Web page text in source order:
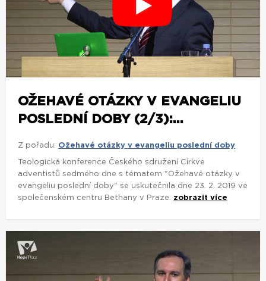
OŽEHAVÉ OTÁZKY V EVANGELIU
POSLEDNÍ DOBY (2/3):...
Z pořadu: Ožehavé otázky v evangeliu poslední doby
Teologická konference Českého sdružení Církve
adventistů sedmého dne s tématem "Ožehavé otázky v
evangeliu poslední doby" se uskutečnila dne 23. 2. 2019 ve
společenském centru Bethany v Praze. zobrazit více